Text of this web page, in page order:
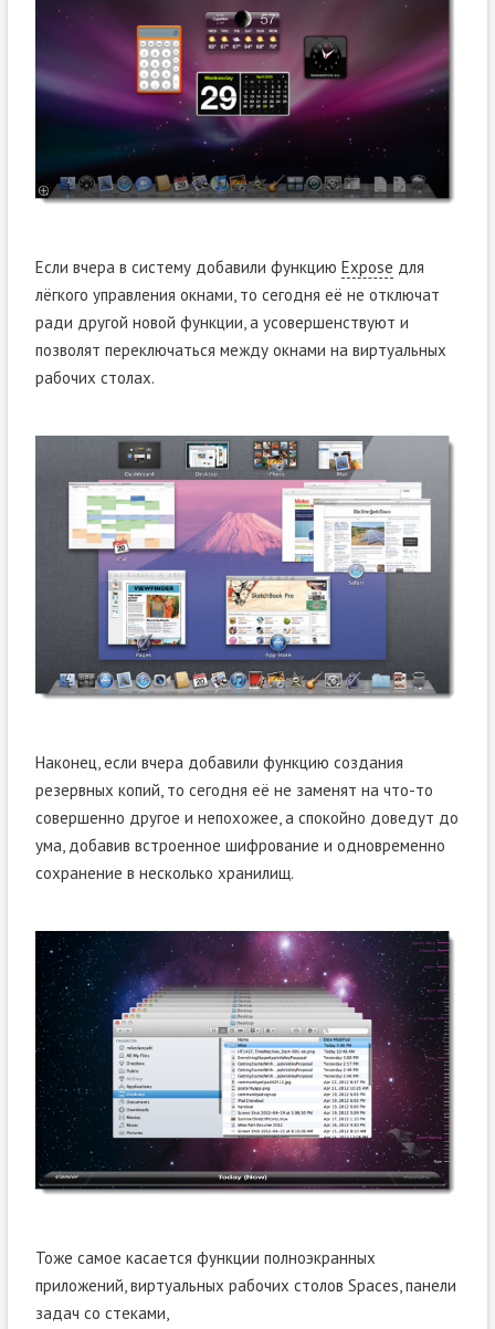
Если вчера в систему добавили функцию Expose для
лёгкого управления окнами, то сегодня её не отключат
ради другой новой функции, а усовершенствуют и
позволят переключаться между окнами на виртуальных
рабочих столах.
Наконец, если вчера добавили функцию создания
резервных копий, то сегодня её не заменят на что-то
совершенно другое и непохожее, а спокойно доведут до
ума, добавив встроенное шифрование и одновременно
сохранение в несколько хранилищ.
Тоже самое касается функции полноэкранных
приложений, виртуальных рабочих столов Spaces, панели
задач со стеками,